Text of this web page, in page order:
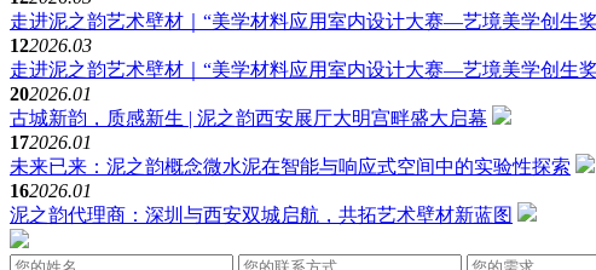
走进泥之韵艺术壁材｜“美学材料应用室内设计大赛—艺境美学创生
122026.03
走进泥之韵艺术壁材｜“美学材料应用室内设计大赛—艺境美学创生
202026.01
古城新韵，质感新生 | 泥之韵西安展厅大明宫畔盛大启幕
172026.01
未来已来：泥之韵概念微水泥在智能与响应式空间中的实验性探索
162026.01
泥之韵代理商：深圳与西安双城启航，共拓艺术壁材新蓝图